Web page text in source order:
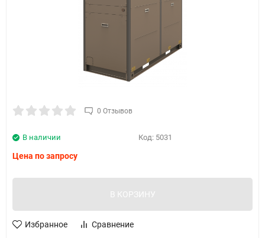
0 Отзывов
Код: 5031
В наличии
Цена по запросу
В КОРЗИНУ
Избранное Сравнение